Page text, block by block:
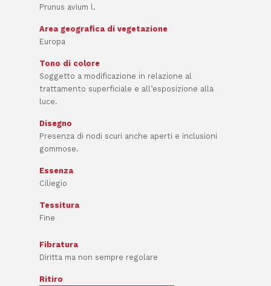
Prunus avium l.
Area geografica di vegetazione
Europa
Tono di colore
Soggetto a modificazione in relazione al
trattamento superficiale e all’esposizione alla
luce.
Disegno
Presenza di nodi scuri anche aperti e inclusioni
gommose.
Essenza
Ciliegio
Tessitura
Fine
Fibratura
Diritta ma non sempre regolare
Ritiro